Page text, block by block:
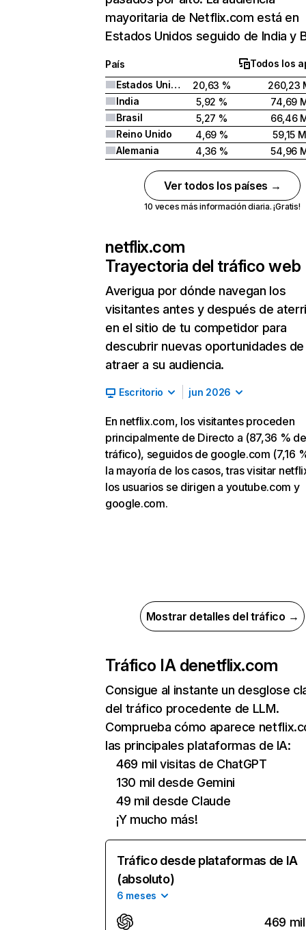
mayoritaria de Netflix.com está en
Estados Unidos seguido de India y
País
Todos los
Estados Unidos
20,63 %
260,23
India
5,92 %
74,69
Brasil
5,27 %
66,46
Reino Unido
4,69 %
59,15 M
Alemania
4,36 % 54,96
Ver todos los países →
10 veces más información diaria. ¡Gratis!
netflix.com
Trayectoria del tráfico web
Averigua por dónde navegan los
visitantes antes y después de
en el sitio de tu competidor para
descubrir nuevas oportunidades de
atraer a su audiencia.
Escritorio jun 2026
En netflix.com, los visitantes proceden
principalmente de Directo a (87,36 % de
tráfico), seguidos de google.com (7,16
la mayoría de los casos, tras visitar
los usuarios se dirigen a youtube.com y
google.com.
Mostrar detalles del tráfico →
Tráfico IA denetflix.com
Consigue al instante un desglose
del tráfico procedente de LLM.
Comprueba cómo aparece
las principales plataformas de IA:
469 mil visitas de ChatGPT
130 mil desde Gemini
49 mil desde Claude
¡Y mucho más!
Tráfico desde plataformas de IA
(absoluto)
6 meses
469 mil